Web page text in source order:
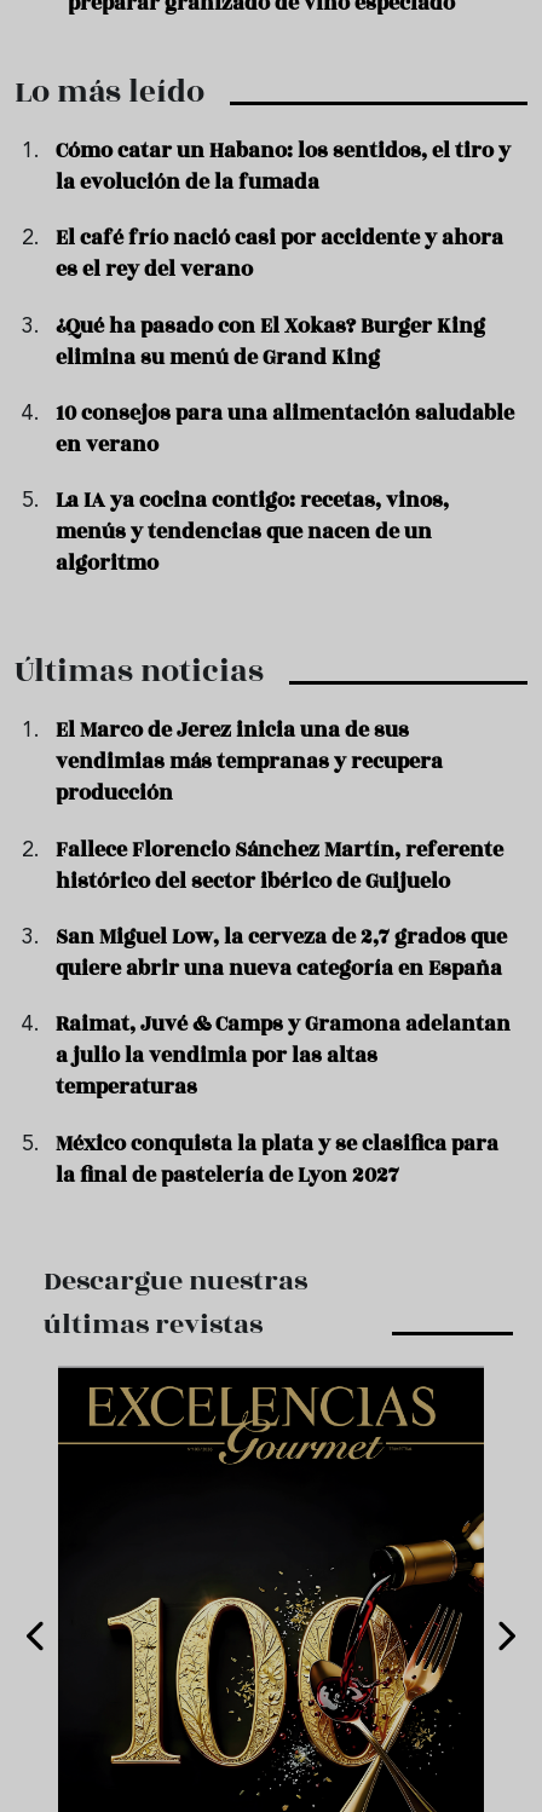
Lo más leído
Cómo catar un Habano: los sentidos, el tiro y
la evolución de la fumada
El café frío nació casi por accidente y ahora
es el rey del verano
¿Qué ha pasado con El Xokas? Burger King
elimina su menú de Grand King
10 consejos para una alimentación saludable
en verano
La IA ya cocina contigo: recetas, vinos,
menús y tendencias que nacen de un
algoritmo
Últimas noticias
El Marco de Jerez inicia una de sus
vendimias más tempranas y recupera
producción
Fallece Florencio Sánchez Martín, referente
histórico del sector ibérico de Guijuelo
San Miguel Low, la cerveza de 2,7 grados que
quiere abrir una nueva categoría en España
Raimat, Juvé & Camps y Gramona adelantan
a julio la vendimia por las altas
temperaturas
México conquista la plata y se clasifica para
la final de pastelería de Lyon 2027
Descargue nuestras
últimas revistas